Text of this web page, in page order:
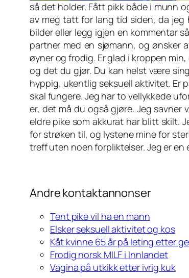
så det holder. Fått pikk både i munn
av meg tatt for lang tid siden, da jeg
bilder eller legg igjen en kommentar
partner med en sjømann, og ønsker
øyner og frodig. Er glad i kroppen
og det du gjør. Du kan helst være
hyppig, ukentlig seksuell aktivitet. Er
skal fungere. Jeg har to vellykkede
er, det må du også gjøre. Jeg savner
eldre pike som akkurat har blitt skilt.
for strøken til, og lystene mine for
treff uten noen forpliktelser. Jeg er en
Andre kontaktannonser
Tent pike vil ha en mann
Elsker seksuell aktivitet og kos
Kåt kvinne 65 år på leting etter
Frodig norsk MILF i Innlandet
Vagina på utkikk etter ivrig kuk